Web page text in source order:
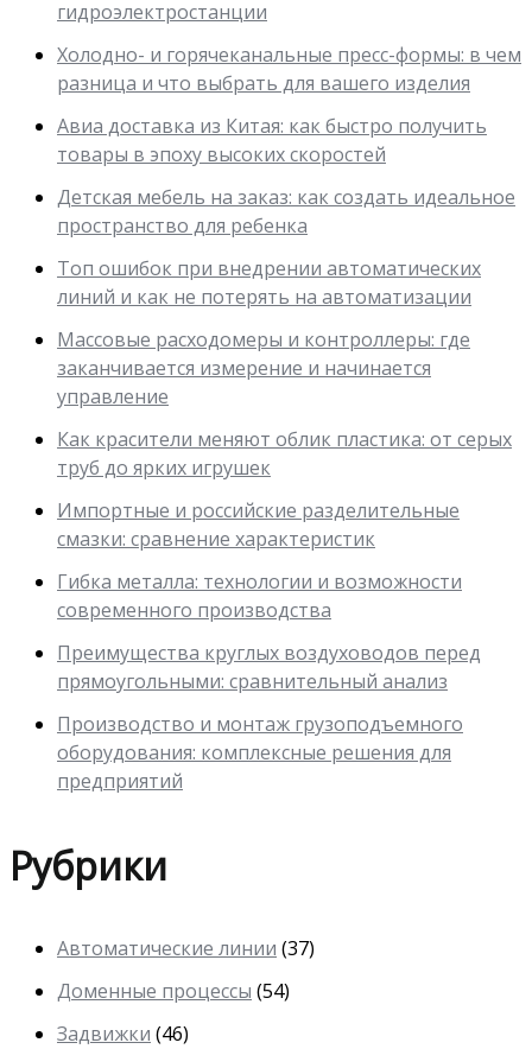
гидроэлектростанции
Холодно- и горячеканальные пресс-формы: в чем
разница и что выбрать для вашего изделия
Авиа доставка из Китая: как быстро получить
товары в эпоху высоких скоростей
Детская мебель на заказ: как создать идеальное
пространство для ребенка
Топ ошибок при внедрении автоматических
линий и как не потерять на автоматизации
Массовые расходомеры и контроллеры: где
заканчивается измерение и начинается
управление
Как красители меняют облик пластика: от серых
труб до ярких игрушек
Импортные и российские разделительные
смазки: сравнение характеристик
Гибка металла: технологии и возможности
современного производства
Преимущества круглых воздуховодов перед
прямоугольными: сравнительный анализ
Производство и монтаж грузоподъемного
оборудования: комплексные решения для
предприятий
Рубрики
Автоматические линии (37)
Доменные процессы (54)
Задвижки (46)